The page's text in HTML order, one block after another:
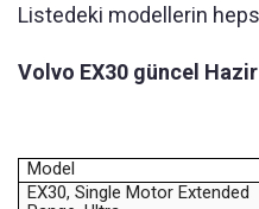
Listedeki modellerin
Volvo EX30 güncel
Model
EX30, Single Motor Extended